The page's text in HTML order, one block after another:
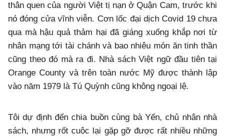
thân quen của người Việt tị nạn ở Quận Cam, trước khi
nó đóng cửa vĩnh viễn. Cơn lốc đại dịch Covid 19 chưa
qua mà hậu quả thảm hại đã giáng xuống khắp nơi từ
nhân mạng tới tài chánh và bao nhiêu món ăn tinh thần
cũng theo đó mà ra đi. Nhà sách Việt ngữ đầu tiên tại
Orange County và trên toàn nước Mỹ được thành lập
vào năm 1979 là Tú Quỳnh cũng không ngoại lệ.
Tôi dự định đến chia buồn cùng bà Yến, chủ nhân nhà
sách, nhưng rốt cuộc lại gặp gỡ được rất nhiều những